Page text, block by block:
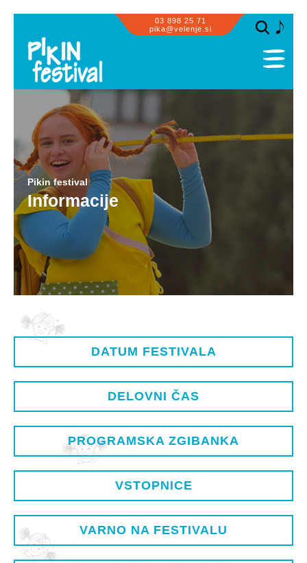
03 898 25 71
pika@velenje.si
SPLOŠNO
PRIZORIŠČA
SODELUJEMO
OBISK SKUPIN
ZA PIKE IN GUSARJE
INFORMACIJE
GALERIJA
PIKASTE NOVIČKE
Pikin festival
Informacije
DATUM FESTIVALA
DELOVNI ČAS
PROGRAMSKA ZGIBANKA
VSTOPNICE
VARNO NA FESTIVALU